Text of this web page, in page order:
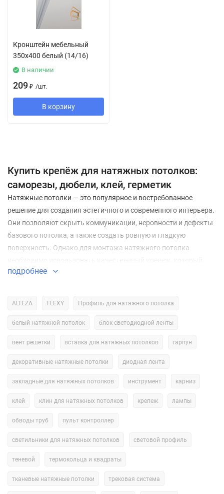
Кронштейн мебельный
350х400 белый (14/16)
В наличии
209 ₽ /шт.
В корзину
Купить крепёж для натяжных потолков:
саморезы, дюбели, клей, герметик
Натяжные потолки — это популярное и востребованное
решение для создания эстетичного и современного интерьера.
Они позволяют скрыть коммуникации, неровности и дефекты
базового потолка, а также создать ровную и гладкую
поверхность. Однако для монтажа натяжного потолка
обеспечит надёжное и долговечное крепление полотна.
профилей и багетов к базовому потолку или стенам. При
структуру базового потолка.
Для крепления профилей из ПВХ или алюминия рекомендуется
деформируют материал. Для крепления деревянных профилей
подробнее
ALTEZA FLEXY Профиль для натяжного потолка
белый натяжной потолок блок светодиодной ленты
вент решетки вставка для натяжных потолков гарпун
декоративные натяжные потолки диодная лента
закладные для натяжных потолков инструмент карниз
клей клин для натяжных потолков крепеж лампы
обводы труб пульт контроллер
светильники для натяжных потолков световой профиль
теневой термокольца и квадраты
тканевые натяжные потолки трековая система